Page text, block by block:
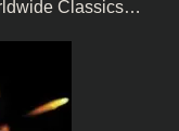
Classics…